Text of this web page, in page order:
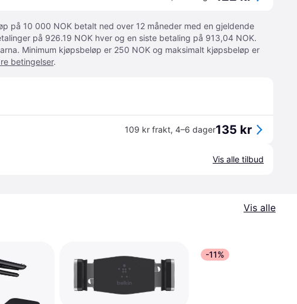
på 10 000 NOK betalt ned over 12 måneder med en gjeldende
på 926.19 NOK hver og en siste betaling på 913,04 NOK.
Minimum kjøpsbeløp er 250 NOK og maksimalt kjøpsbeløp er
betingelser.
109 kr frakt, 4–6 dager135 kr
Vis alle tilbud
Vis alle
-11%